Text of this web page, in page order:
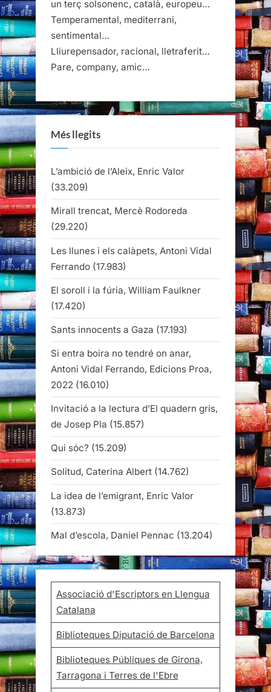
un terç solsonenc, català, europeu…
Temperamental, mediterrani,
sentimental…
Lliurepensador, racional, lletraferit…
Pare, company, amic…
Més llegits
L’ambició de l’Aleix, Enric Valor
(33.209)
Mirall trencat, Mercè Rodoreda
(29.220)
Les llunes i els calàpets, Antoni Vidal
Ferrando (17.983)
El soroll i la fúria, William Faulkner
(17.420)
Sants innocents a Gaza (17.193)
Si entra boira no tendré on anar,
Antoni Vidal Ferrando, Edicions Proa,
2022 (16.010)
Invitació a la lectura d’El quadern gris,
de Josep Pla (15.857)
Qui sóc? (15.209)
Solitud, Caterina Albert (14.762)
La idea de l’emigrant, Enric Valor
(13.873)
Mal d’escola, Daniel Pennac (13.204)
Associació d'Escriptors en Llengua
Catalana
Biblioteques Diputació de Barcelona
Biblioteques Públiques de Girona,
Tarragona i Terres de l'Ebre